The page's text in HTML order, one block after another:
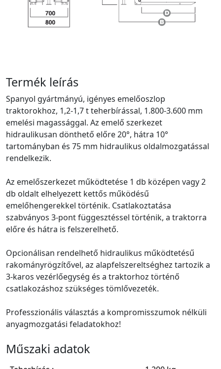
Termék leírás
Spanyol gyártmányú, igényes emelőoszlop
traktorokhoz, 1,2-1,7 t teherbírással, 1.800-3.600 mm
emelési magassággal. Az emelő szerkezet
hidraulikusan dönthető előre 20°, hátra 10°
tartományban és 75 mm hidraulikus oldalmozgatással
rendelkezik.
Az emelőszerkezet működtetése 1 db középen vagy 2
db oldalt elhelyezett kettős működésű
emelőhengerekkel történik. Csatlakoztatása
szabványos 3-pont függesztéssel történik, a traktorra
előre és hátra is felszerelhető.
Opcionálisan rendelhető hidraulikus működtetésű
rakományrögzítővel, az alapfelszereltséghez tartozik a
3-karos vezérlőegység és a traktorhoz történő
csatlakozáshoz szükséges tömlővezeték.
Professzionális választás a kompromisszumok nélküli
anyagmozgatási feladatokhoz!
Műszaki adatok